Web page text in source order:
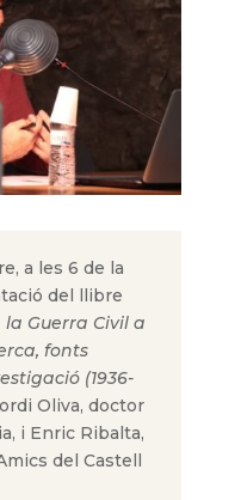
a les 6 de la
del llibre
la Guerra Civil a
fonts
(1936-
Oliva, doctor
i Enric Ribalta,
del Castell